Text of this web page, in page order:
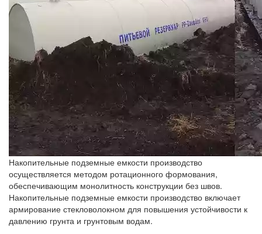
Накопительные подземные емкости производство
осуществляется методом ротационного формования,
обеспечивающим монолитность конструкции без швов.
Накопительные подземные емкости производство включает
армирование стекловолокном для повышения устойчивости к
давлению грунта и грунтовым водам.